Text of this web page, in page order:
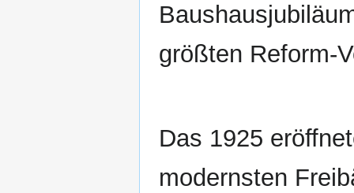
größten Reform-
Das 1925
modernsten